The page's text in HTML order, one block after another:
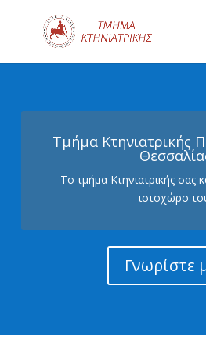
Tμήμα Κτηνιατρικής
Το τμήμα Κτηνιατρικής σας
ιστοχώρο
Γνωρίστε